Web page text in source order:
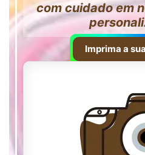
com cuidado em
Imprima a